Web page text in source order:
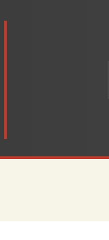
: